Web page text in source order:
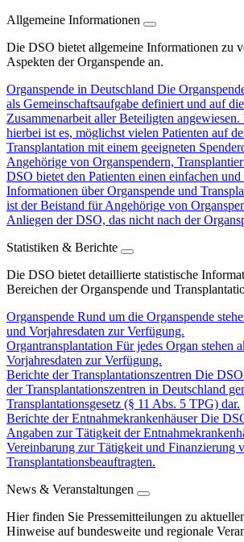
Allgemeine Informationen
Die DSO bietet allgemeine Informationen zu
Aspekten der Organspende an.
Organspende in Deutschland Die
als Gemeinschaftsaufgabe definiert und auf
Zusammenarbeit aller Beteiligten
hierbei ist es, möglichst vielen Patienten auf
Transplantation mit einem geeigneten
Angehörige von Organspendern,
DSO bietet den Patienten einen einfachen
Informationen über Organspende und
ist der Beistand für Angehörige von
Anliegen der DSO, das nicht nach der
Statistiken & Berichte
Die DSO bietet detaillierte statistische
Bereichen der Organspende und
Organspende Rund um die Organspende
und Vorjahresdaten zur Verfügung.
Organtransplantation Für jedes Organ stehen
Vorjahresdaten zur Verfügung.
Berichte der Transplantationszentren Die
der Transplantationszentren in Deutschland
Transplantationsgesetz (§ 11 Abs. 5 TPG) dar.
Berichte der EntnahmekrankenhäuserDie
Angaben zur Tätigkeit der
Vereinbarung zur Tätigkeit und Finanzierung
Transplantationsbeauftragten.
News & Veranstaltungen
Hier finden Sie Pressemitteilungen zu
Hinweise auf bundesweite und regionale